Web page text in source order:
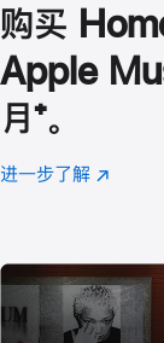
购买
Apple
月 脚
注
⁺。
进一步了解 Apple
(在
口
中
打